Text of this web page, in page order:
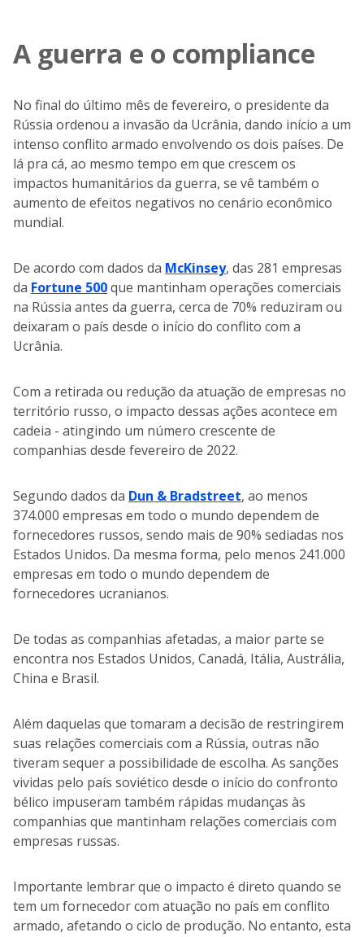
A guerra e o compliance
No final do último mês de fevereiro, o presidente da
Rússia ordenou a invasão da Ucrânia, dando início a um
intenso conflito armado envolvendo os dois países. De
lá pra cá, ao mesmo tempo em que crescem os
impactos humanitários da guerra, se vê também o
aumento de efeitos negativos no cenário econômico
mundial.
De acordo com dados da McKinsey, das 281 empresas
da Fortune 500que mantinham operações comerciais
na Rússia antes da guerra, cerca de 70% reduziram ou
deixaram o país desde o início do conflito com a
Ucrânia.
Com a retirada ou redução da atuação de empresas no
território russo, o impacto dessas ações acontece em
cadeia - atingindo um número crescente de
companhias desde fevereiro de 2022.
Segundo dados da Dun & Bradstreet, ao menos
374.000 empresas em todo o mundo dependem de
fornecedores russos, sendo mais de 90% sediadas nos
Estados Unidos. Da mesma forma, pelo menos 241.000
empresas em todo o mundo dependem de
fornecedores ucranianos.
De todas as companhias afetadas, a maior parte se
encontra nos Estados Unidos, Canadá, Itália, Austrália,
China e Brasil.
Além daquelas que tomaram a decisão de restringirem
suas relações comerciais com a Rússia, outras não
tiveram sequer a possibilidade de escolha. As sanções
vividas pelo país soviético desde o início do confronto
bélico impuseram também rápidas mudanças às
companhias que mantinham relações comerciais com
empresas russas.
Importante lembrar que o impacto é direto quando se
tem um fornecedor com atuação no país em conflito
armado, afetando o ciclo de produção. No entanto, esta